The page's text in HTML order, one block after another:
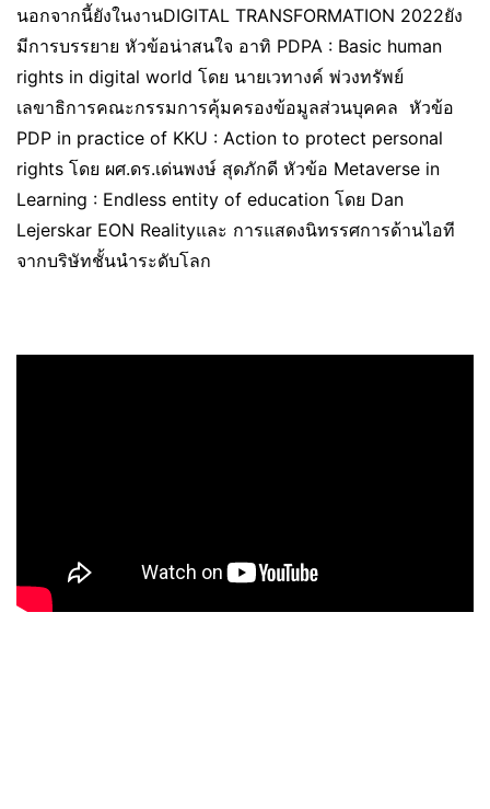
นอกจากนี้ยังในงานDIGITAL TRANSFORMATION 2022ยัง
มีการบรรยาย หัวข้อน่าสนใจ อาทิ PDPA : Basic human
rights in digital world โดย นายเวทางค์ พ่วงทรัพย์
เลขาธิการคณะกรรมการคุ้มครองข้อมูลส่วนบุคคล หัวข้อ
PDP in practice of KKU : Action to protect personal
rights โดย ผศ.ดร.เด่นพงษ์ สุดภักดี หัวข้อ Metaverse in
Learning : Endless entity of education โดย Dan
Lejerskar EON Realityและ การแสดงนิทรรศการด้านไอที
จากบริษัทชั้นนำระดับโลก